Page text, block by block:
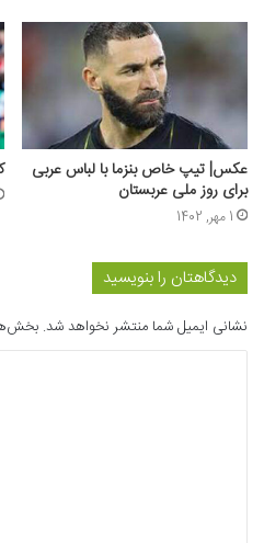
عکس| تیپ خاص بنزما با لباس عربی
برای روز ملی عربستان
1 مهر, 1402
دیدگاهتان را بنویسید
نشانی ایمیل شما منتشر نخواهد شد.